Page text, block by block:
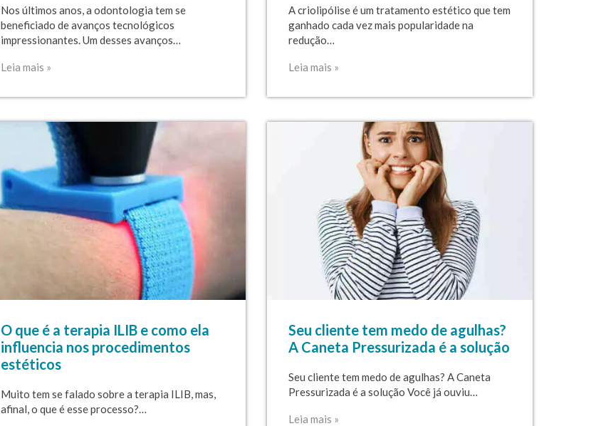
Nos últimos anos, a odontologia tem se
beneficiado de avanços tecnológicos
impressionantes. Um desses avanços…
Leia mais »
A criolipólise é um tratamento estético que tem
ganhado cada vez mais popularidade na
redução…
Leia mais »
O que é a terapia ILIB e como ela
influencia nos procedimentos
estéticos
Muito tem se falado sobre a terapia ILIB, mas,
afinal, o que é esse processo?…
Seu cliente tem medo de agulhas?
A Caneta Pressurizada é a solução
Seu cliente tem medo de agulhas? A Caneta
Pressurizada é a solução Você já ouviu…
Leia mais »